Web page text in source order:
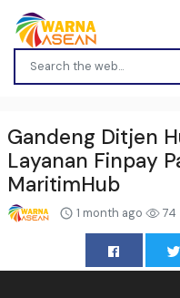
Gandeng Ditjen
Layanan Finpay
MaritimHub
1 month ago 74